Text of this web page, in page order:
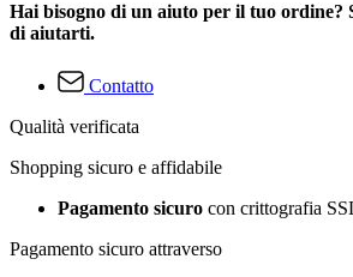
Hai bisogno di un aiuto per il tuo ordine?
di aiutarti.
Contatto
Qualità verificata
Shopping sicuro e affidabile
Pagamento sicuro con crittografia
Pagamento sicuro attraverso